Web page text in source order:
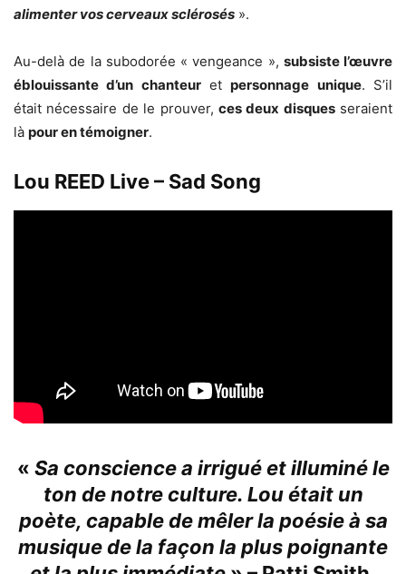
alimenter vos cerveaux sclérosés ».
Au-delà de la subodorée « vengeance », subsiste l’œuvre
éblouissante d’un chanteuretpersonnage unique. S’il
était nécessaire de le prouver, ces deux disquesseraient
là pour en témoigner.
Lou REED Live – Sad Song
« Sa conscience a irrigué et illuminé le
ton de notre culture. Lou était un
poète, capable de mêler la poésie à sa
musique de la façon la plus poignante